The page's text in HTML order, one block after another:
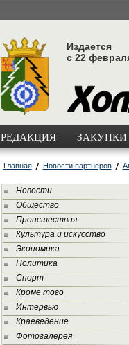
Издается
с 22
РЕДАКЦИЯ ЗАКУПКИ
Главная Новости партнеров
Новости
Общество
Происшествия
Культура и искусство
Экономика
Политика
Спорт
Кроме того
Интервью
Краеведение
Фотогалерея